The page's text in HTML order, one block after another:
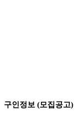
구인정보 (모집공고)